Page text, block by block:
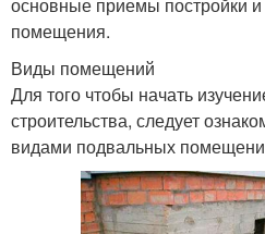
основные приемы постройки и
помещения.
Виды помещений
Для того чтобы начать
строительства, следует
видами подвальных